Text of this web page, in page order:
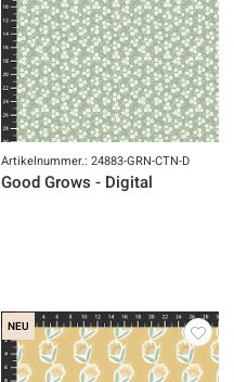
Artikelnummer.: 24883-GRN-CTN-D
Good Grows - Digital
NEU